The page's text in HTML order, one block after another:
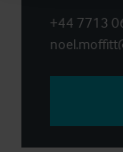
+44 7713